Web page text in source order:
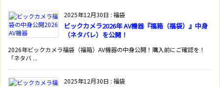
2025年12月30日 : 福袋
ビックカメラ2026年 AV機器『福箱（福袋）』中身
（ネタバレ）を公開！
2026年ビックカメラ福袋（福箱）AV機器の中身公開！購入前にご確認を！
「ネタバ ...
2025年12月30日 : 福袋